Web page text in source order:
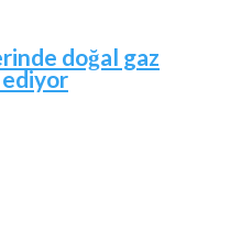
doğal gaz
ediyor